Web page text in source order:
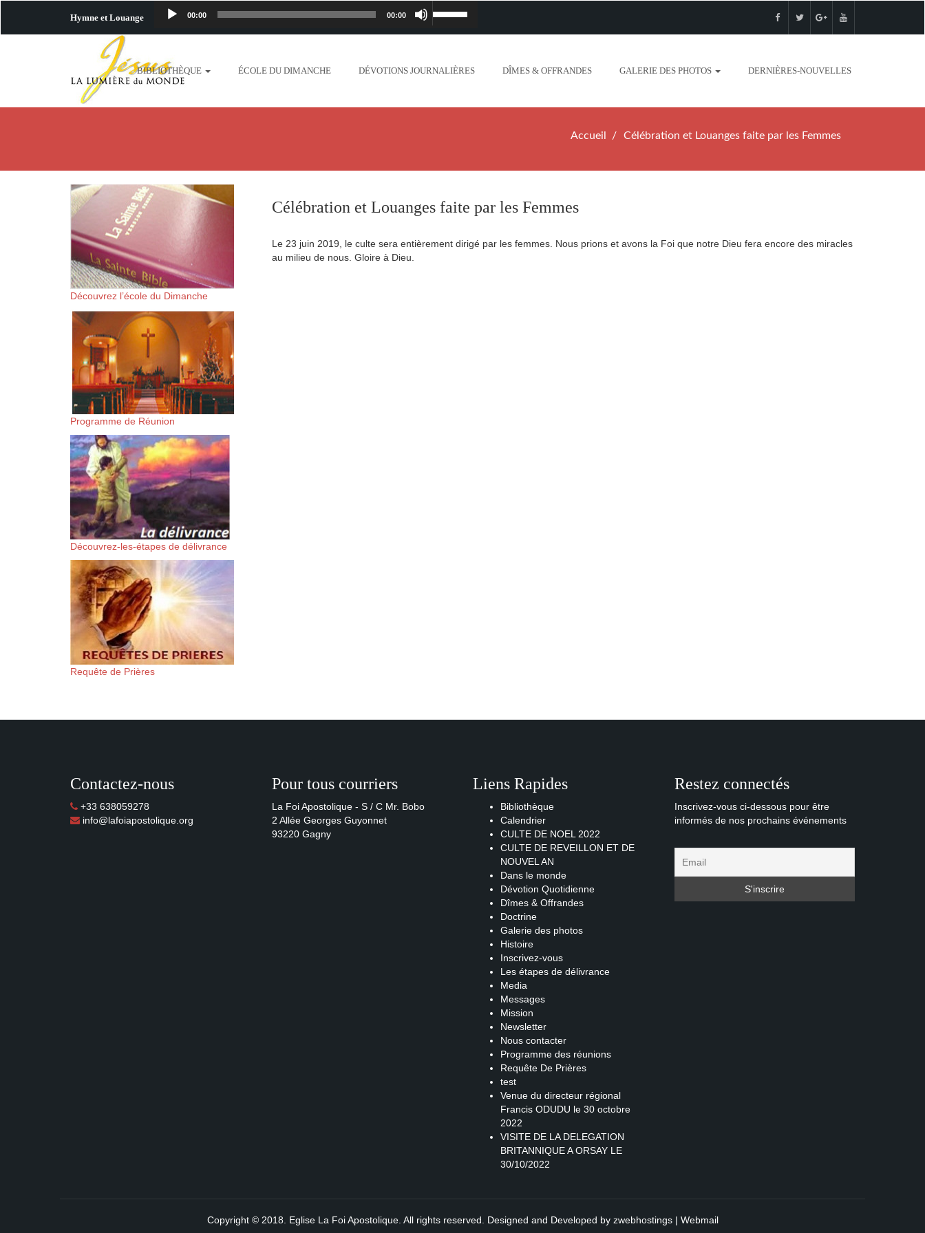
Hymne et Louange Lecteur
00:00 00:00 Utilisez
plus-pres-de-toi.mp3 http://www.lafoiapostolique.org/wp-
content/uploads/2018/06/La-voix-du-seigneur-mappelle.mp3
http://www.lafoiapostolique.org/wp-content/uploads/2018/06/Dieu-tout-puissant.mp3
http://www.lafoiapostolique.org/wp-content/uploads/2018/06/Cantique-tel-que-je-
suis-sans-rien-a-moi.mp3 http://www.lafoiapostolique.org/wp-
content/uploads/2018/06/Es-tu-lasse-rempli-de-tritesse.mp3
BIBLIOTHÈQUE ÉCOLE DU DIMANCHE DÉVOTIONS JOURNALIÈRES DÎMES & OFFRANDES GALERIE DES PHOTOS DERNIÈRES-NOUVELLES
Accueil Célébration et Louanges faite par les Femmes
Découvrez l’école du Dimanche
Programme de Réunion
Découvrez-les-étapes de délivrance
Requête de Prières
Célébration et Louanges faite par les Femmes
Le 23 juin 2019, le culte sera entièrement dirigé par les femmes. Nous prions et avons la Foi que notre Dieu fera encore des miracles
au milieu de nous. Gloire à Dieu.
Contactez-nous
+33 638059278
info@lafoiapostolique.org
Pour tous courriers
La Foi Apostolique - S / C Mr. Bobo
2 Allée Georges Guyonnet
93220 Gagny
Liens Rapides
Bibliothèque
Calendrier
CULTE DE NOEL 2022
CULTE DE REVEILLON ET DE
NOUVEL AN
Dans le monde
Dévotion Quotidienne
Dîmes & Offrandes
Doctrine
Galerie des photos
Histoire
Inscrivez-vous
Les étapes de délivrance
Media
Messages
Mission
Newsletter
Nous contacter
Programme des réunions
Requête De Prières
test
Venue du directeur régional
Francis ODUDU le 30 octobre
2022
VISITE DE LA DELEGATION
BRITANNIQUE A ORSAY LE
30/10/2022
Restez connectés
Inscrivez-vous ci-dessous pour être
informés de nos prochains événements
Copyright © 2018. Eglise La Foi Apostolique. All rights reserved. Designed and Developed by zwebhostings| Webmail